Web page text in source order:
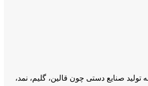
اند. زنان در افغانستان به تولید صنایع دستی چون قالین، گلیم، نمد،